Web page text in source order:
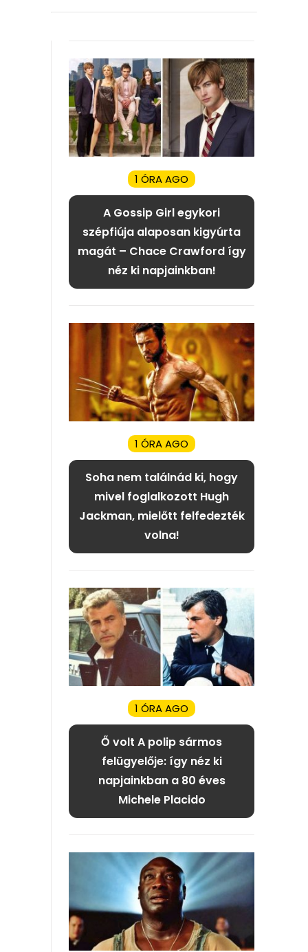
1 ÓRA AGO
A Gossip Girl egykori
szépfiúja alaposan kigyúrta
magát – Chace Crawford így
néz ki napjainkban!
1 ÓRA AGO
Soha nem találnád ki, hogy
mivel foglalkozott Hugh
Jackman, mielőtt felfedezték
volna!
1 ÓRA AGO
Ő volt A polip sármos
felügyelője: így néz ki
napjainkban a 80 éves
Michele Placido